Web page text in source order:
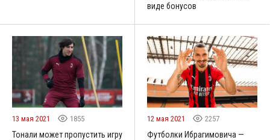
виде бонусов
13 мая 2021 1855
Тонали может пропустить игру
12 мая 2021 2257
Футболки Ибрагимовича —